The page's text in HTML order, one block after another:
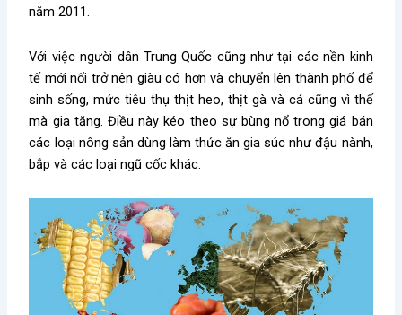
năm 2011.
Với việc người dân Trung Quốc cũng như tại các nền kinh
tế mới nổi trở nên giàu có hơn và chuyển lên thành phố để
sinh sống, mức tiêu thụ thịt heo, thịt gà và cá cũng vì thế
mà gia tăng. Điều này kéo theo sự bùng nổ trong giá bán
các loại nông sản dùng làm thức ăn gia súc như đậu nành,
bắp và các loại ngũ cốc khác.